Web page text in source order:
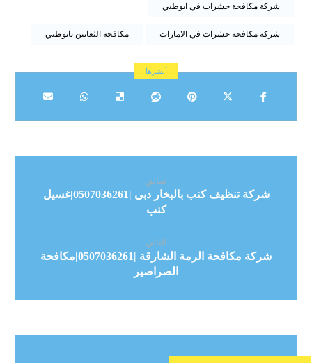
شركة مكافحة حشرات في ابوظبي
شركة مكافحة حشرات في الامارات مكافحة الثعابين بابوظبي
سابق
شركة تنظيف كنب بالبخار دبى |0507036261|غسيل
كنب
التالي
شركة مكافحة الرمة الشارقة |0507036261|مكافحة
الصراصير